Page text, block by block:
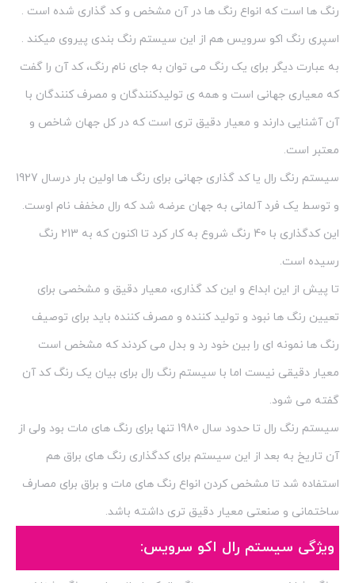
رنگ ها است که انواع رنگ ها در آن مشخص و کد گذاری شده است .
اسپری رنگ اکو سرویس هم از این سیستم رنگ بندی پیروی میکند .
به عبارت دیگر برای یک رنگ می توان به جای نام رنگ، کد آن را گفت
که معیاری جهانی است و همه ی تولیدکنندگان و مصرف کنندگان با
آن آشنایی دارند و معیار دقیق تری است که در کل جهان شاخص و
معتبر است.
سیستم رنگ رال یا کد گذاری جهانی برای رنگ ها اولین بار درسال 1927
و توسط یک فرد آلمانی به جهان عرضه شد که رال مخفف نام اوست.
این کدگذاری با 40 رنگ شروع به کار کرد تا اکنون که به 213 رنگ
رسیده است.
تا پیش از این ابداع و این کد گذاری، معیار دقیق و مشخصی برای
تعیین رنگ ها نبود و تولید کننده و مصرف کننده باید برای توصیف
رنگ ها نمونه ای را بین خود رد و بدل می کردند که مشخص است
معیار دقیقی نیست اما با سیستم رنگ رال برای بیان یک رنگ کد آن
گفته می شود.
سیستم رنگ رال تا حدود سال 1980 تنها برای رنگ های مات بود ولی از
آن تاریخ به بعد از این سیستم برای کدگذاری رنگ های براق هم
استفاده شد تا مشخص کردن انواع رنگ های مات و براق برای مصارف
ساختمانی و صنعتی معیار دقیق تری داشته باشد.
ویژگی سیستم رال اکو سرویس: